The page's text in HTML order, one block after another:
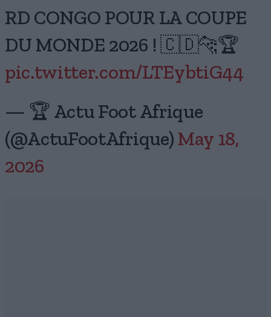
RD CONGO POUR LA COUPE
DU MONDE 2026 ! 🇨🇩🐆🏆
pic.twitter.com/LTEybtiG44
— 🏆 Actu Foot Afrique
(@ActuFootAfrique) May 18,
2026